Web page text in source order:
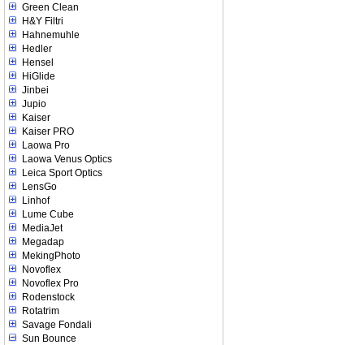
Green Clean
H&Y Filtri
Hahnemuhle
Hedler
Hensel
HiGlide
Jinbei
Jupio
Kaiser
Kaiser PRO
Laowa Pro
Laowa Venus Optics
Leica Sport Optics
LensGo
Linhof
Lume Cube
MediaJet
Megadap
MekingPhoto
Novoflex
Novoflex Pro
Rodenstock
Rotatrim
Savage Fondali
Sun Bounce